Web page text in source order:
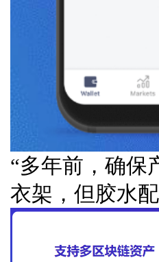
“多年前，确保
衣架，但胶水